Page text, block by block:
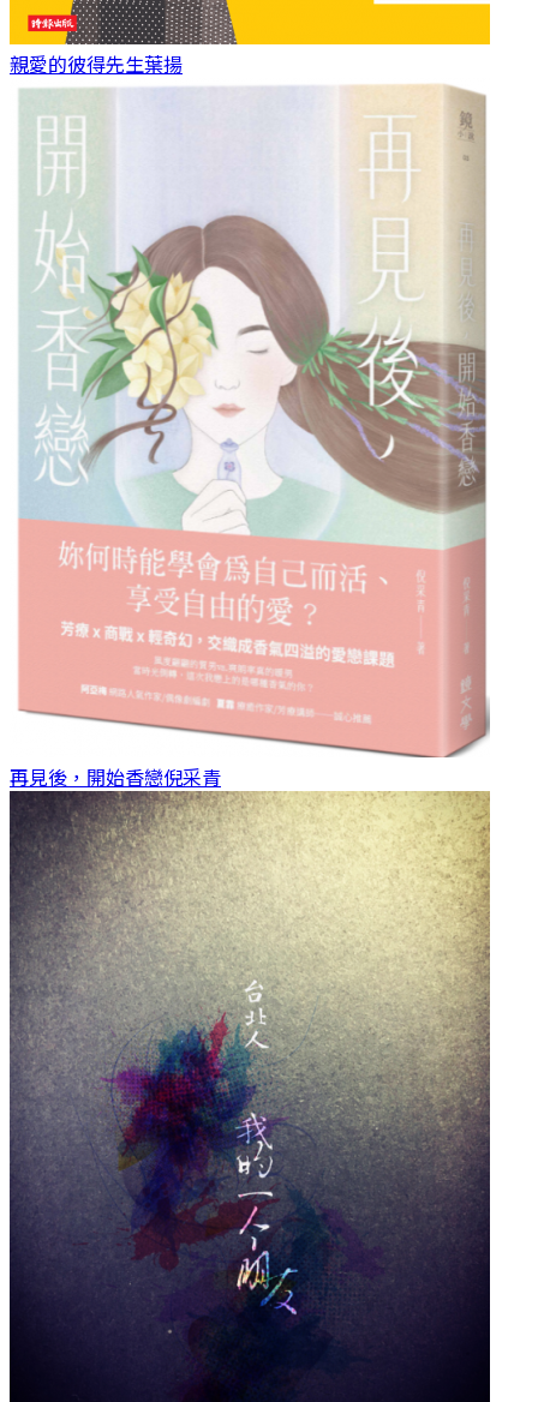
親愛的彼得先生葉揚
再見後，開始香戀倪采青